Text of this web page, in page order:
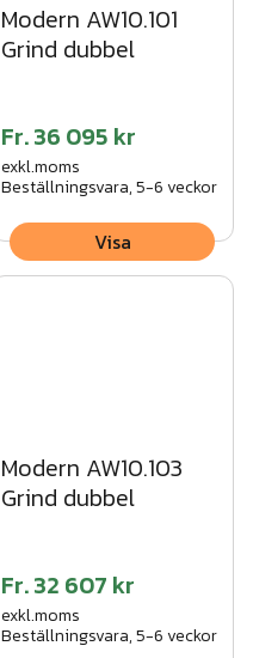
Modern AW10.101
Grind dubbel
Fr.36 095 kr
exkl.moms
Beställningsvara, 5-6 veckor
Visa
Modern AW10.103
Grind dubbel
Fr.32 607 kr
exkl.moms
Beställningsvara, 5-6 veckor